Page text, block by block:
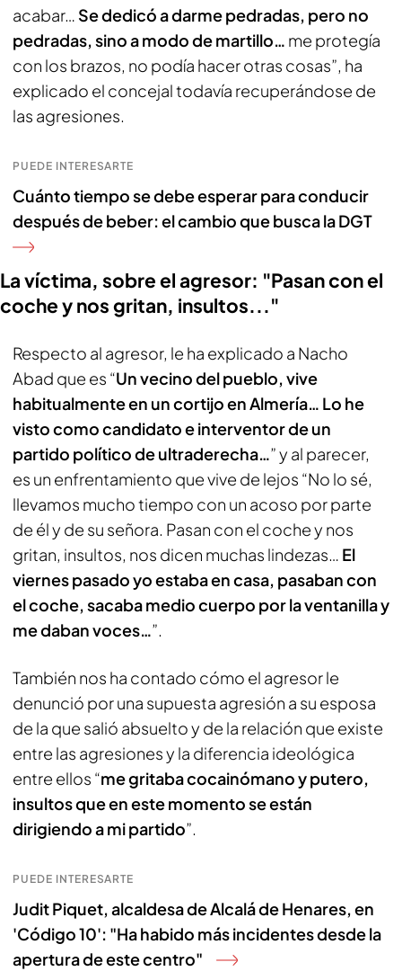
acabar… Se dedicó a darme pedradas, pero no
pedradas, sino a modo de martillo… me protegía
con los brazos, no podía hacer otras cosas”, ha
explicado el concejal todavía recuperándose de
las agresiones.
PUEDE INTERESARTE
Cuánto tiempo se debe esperar para conducir
después de beber: el cambio que busca la DGT
La víctima, sobre el agresor: "Pasan con el
coche y nos gritan, insultos..."
Respecto al agresor, le ha explicado a Nacho
Abad que es “Un vecino del pueblo, vive
habitualmente en un cortijo en Almería… Lo he
visto como candidato e interventor de un
partido político de ultraderecha…” y al parecer,
es un enfrentamiento que vive de lejos “No lo sé,
llevamos mucho tiempo con un acoso por parte
de él y de su señora. Pasan con el coche y nos
gritan, insultos, nos dicen muchas lindezas… El
viernes pasado yo estaba en casa, pasaban con
el coche, sacaba medio cuerpo por la ventanilla y
me daban voces…”.
También nos ha contado cómo el agresor le
denunció por una supuesta agresión a su esposa
de la que salió absuelto y de la relación que existe
entre las agresiones y la diferencia ideológica
entre ellos “me gritaba cocainómano y putero,
insultos que en este momento se están
dirigiendo a mi partido”.
PUEDE INTERESARTE
Judit Piquet, alcaldesa de Alcalá de Henares, en
'Código 10': "Ha habido más incidentes desde la
apertura de este centro"